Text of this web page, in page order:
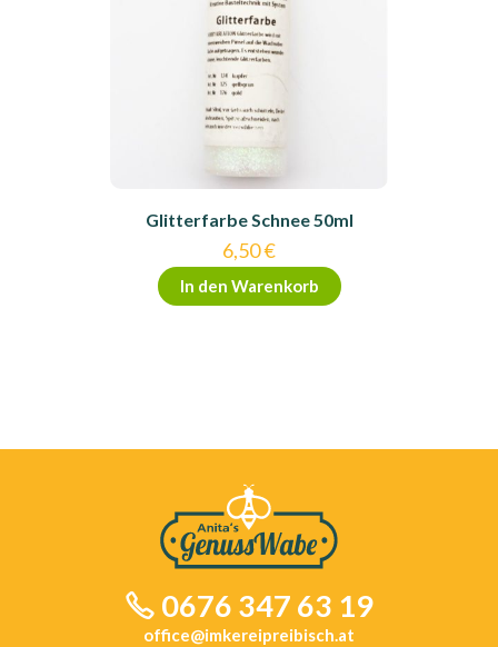
Glitterfarbe Schnee 50ml
6,50€
In den Warenkorb
0676 347 63 19
office@imkereipreibisch.at